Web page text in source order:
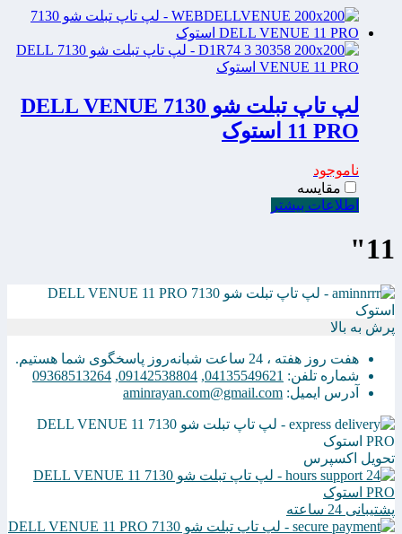
لپ تاپ تبلت شو 7130 DELL VENUE
11 PRO استوک
ناموجود
مقایسه
اطلاعات بیشتر
11"
پرش به بالا
هفت روز هفته ، 24 ساعت شبانه‌روز پاسخگوی شما هستیم.
شماره تلفن: 04135549621
,
09142538804
,
09368513264
آدرس ایمیل: aminrayan.com@gmail.com
تحویل اکسپرس
پشتیبانی 24 ساعته